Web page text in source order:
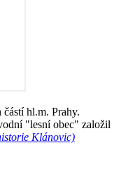
hl.m. Prahy.
"lesní obec" založil
Klánovic)